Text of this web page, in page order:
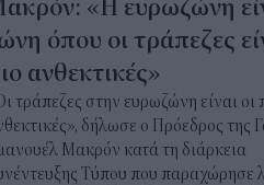
«H ευρωζώνη
όπου οι τράπεζες
ανθεκτικές»
τράπεζες στην ευρωζώνη είναι οι
δήλωσε ο Πρόεδρος της
Μακρόν κατά τη διάρκεια
Τύπου που παραχώρησε